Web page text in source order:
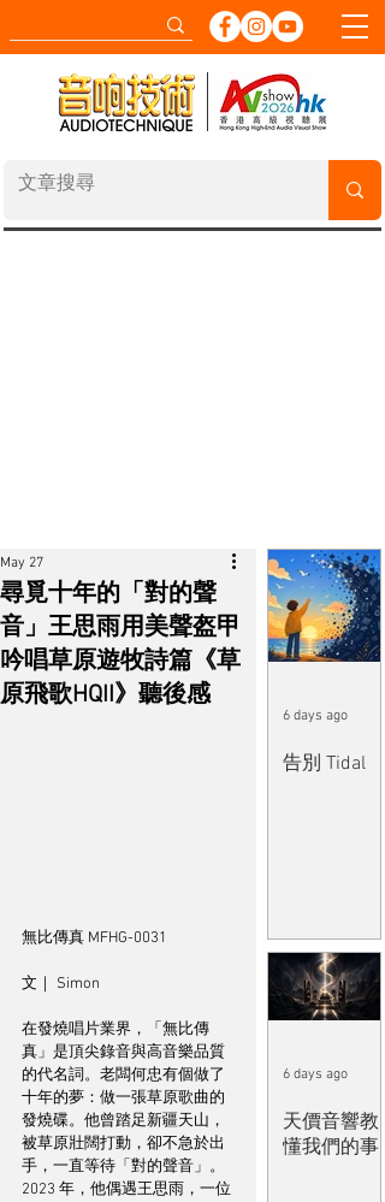
尋覓十年的「對的聲
音」王思雨用美聲盔甲
吟唱草原遊牧詩篇《草
原飛歌HQII》聽後感
May 27
無比傳真 MFHG-0031
文｜ Simon
在發燒唱片業界，「無比傳
真」是頂尖錄音與高音樂品質
的代名詞。老闆何忠有個做了
十年的夢：做一張草原歌曲的
發燒碟。他曾踏足新疆天山，
被草原壯闊打動，卻不急於出
手，一直等待「對的聲音」。
2023 年，他偶遇王思雨，一位
告別 Tidal
6 days ago
天價音響教
懂我們的事
6 days ago